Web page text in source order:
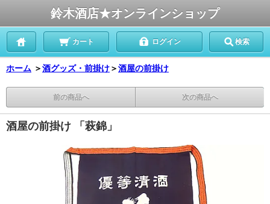
鈴木酒店★オンラインショップ
カート ログイン 検索
ホーム ＞酒グッズ・前掛け＞酒屋の前掛け
前の商品へ 次の商品へ
酒屋の前掛け 「萩錦」